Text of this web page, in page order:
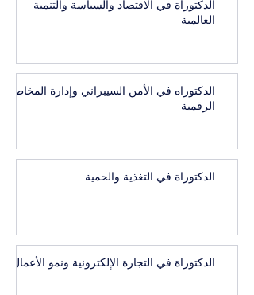
الدكتوراة في الاقتصاد والسياسة والتنمية
العالمية
الدكتوراه في الأمن السيبراني وإدارة المخاطر
الرقمية
الدكتوراة في التغذية والحمية
الدكتوراة في التجارة الإلكترونية ونمو الأعمال